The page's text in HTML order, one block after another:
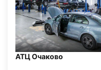
АТЦ Очаково